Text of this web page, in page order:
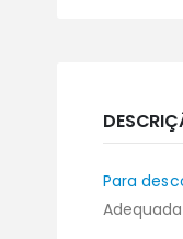
Para